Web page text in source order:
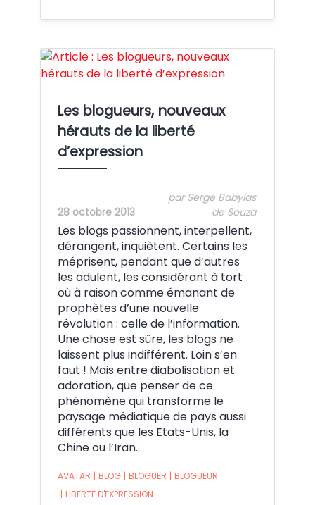
Les blogueurs, nouveaux
hérauts de la liberté
d’expression
28 octobre 2013
par Serge Babylas
de Souza
Les blogs passionnent, interpellent,
dérangent, inquiètent. Certains les
méprisent, pendant que d’autres
les adulent, les considérant à tort
où à raison comme émanant de
prophètes d’une nouvelle
révolution : celle de l’information.
Une chose est sûre, les blogs ne
laissent plus indifférent. Loin s’en
faut ! Mais entre diabolisation et
adoration, que penser de ce
phénomène qui transforme le
paysage médiatique de pays aussi
différents que les Etats-Unis, la
Chine ou l’Iran…
AVATAR | BLOG | BLOGUER | BLOGUEUR
| LIBERTÉ D'EXPRESSION